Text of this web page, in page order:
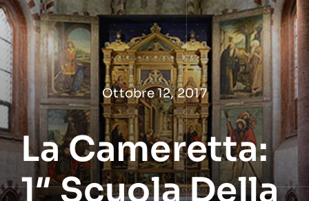
Salta
al
contenuto
Ottobre 12, 2017
La Cameretta:
1″ Scuola Della